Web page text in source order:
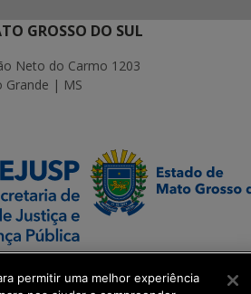
GROSSO DO SUL
Neto do Carmo 1203
Grande | MS
permitir uma melhor experiência